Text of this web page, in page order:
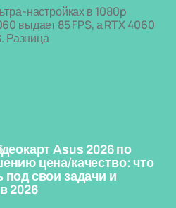
настройках в 1080p
выдает 85 FPS, а RTX 4060
Разница
Asus 2026 по
цена/качество: что
под свои задачи и
2026